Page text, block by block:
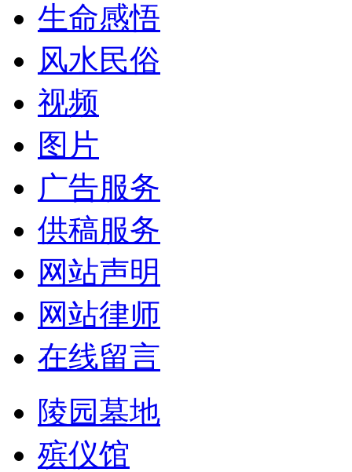
生命感悟
风水民俗
视频
图片
广告服务
供稿服务
网站声明
网站律师
在线留言
陵园墓地
殡仪馆